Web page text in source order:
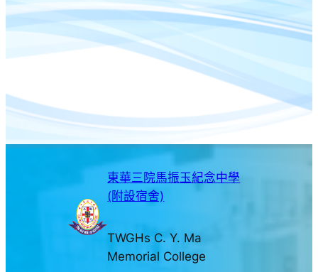
東華三院馬振玉紀念中學
(附設宿舍)
TWGHs C. Y. Ma
Memorial College